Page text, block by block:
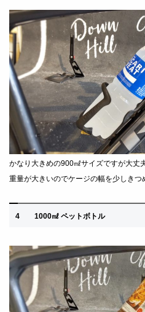
かなり大きめの900㎖サイズですが大丈
重量が大きいのでケージの幅を少しきつ
4 1000㎖ ペットボトル